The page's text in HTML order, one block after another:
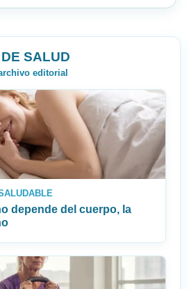
SALUD
editorial
depende del cuerpo, la